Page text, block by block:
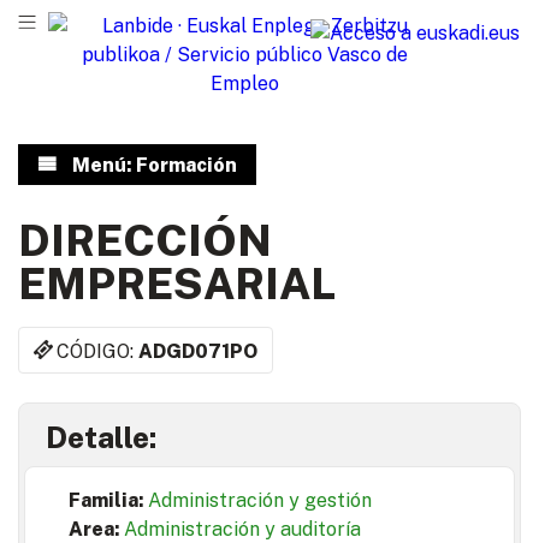
Menú: Formación
DIRECCIÓN
EMPRESARIAL
CÓDIGO:ADGD071PO
Detalle:
Familia: Administración y gestión
Area: Administración y auditoría